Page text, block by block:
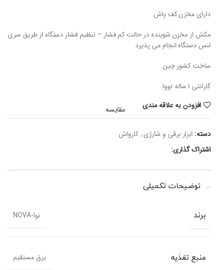
دارای مخزن کف پاش
مکش از مخزن شوینده در حالت کم فشار – تنظیم فشار دستگاه از طریق سری
لنس دستگاه انجام می پذیرد
ساخت کشور چین
گارانتی 1 ساله نووا
افزودن به علاقه مندی
مقایسه
دسته: ابزار برقی و شارژی, کارواش
اشتراک گذاری:
توضیحات تکمیلی
برند نوا-NOVA
منبع تغذیه برق مستقیم